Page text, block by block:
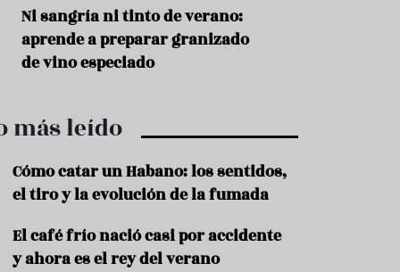
t
o
m
R
e
Ni sangría ni tinto de verano:
aprende a preparar granizado
de vino especiado
más leído
Cómo catar un Habano: los sentidos,
el tiro y la evolución de la fumada
El café frío nació casi por accidente
y ahora es el rey del verano